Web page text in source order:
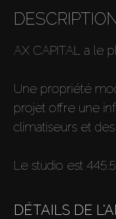
AX CAPITAL a le
Une propriété
projet offre une
climatiseurs et
Le studio est
DÉTAILS DE